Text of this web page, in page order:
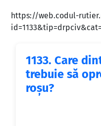
https://web.codul-
1133. Care
trebuie să
roşu?